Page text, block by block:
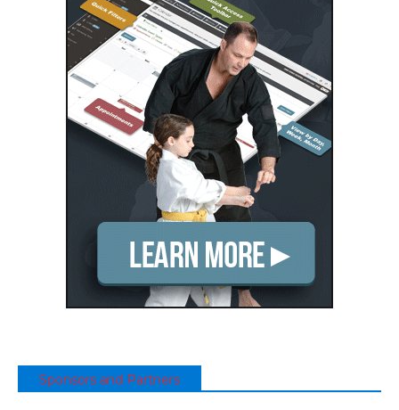
Sponsors and Partners